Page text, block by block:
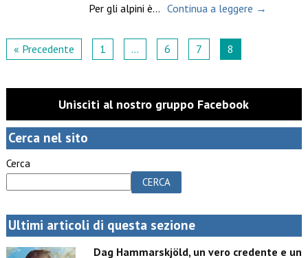
Per gli alpini è… Continua a leggere →
« Precedente 1 … 6 7 8
Unisciti al nostro gruppo Facebook
Cerca nel sito
Cerca
CERCA
Ultimi articoli di questa sezione
Dag Hammarskjöld, un vero credente e un